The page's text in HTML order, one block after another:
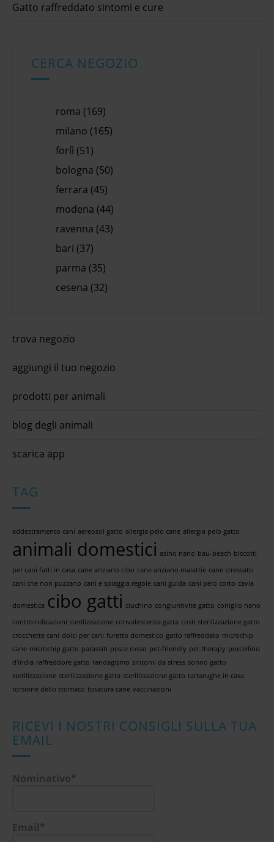
Gatto raffreddato sintomi e cure
CERCA NEGOZIO
roma (169)
milano (165)
forlì (51)
bologna (50)
ferrara (45)
modena (44)
ravenna (43)
bari (37)
parma (35)
cesena (32)
trova negozio
aggiungi il tuo negozio
prodotti per animali
blog degli animali
scarica app
TAG
addestramento cani aereosol gatto allergia pelo cane allergia pelo gatto
animali domestici asino nano bau-beach biscotti
per cani fatti in casa cane anziano cibo cane anziano malattie cane stressato
cani che non puzzano cani e spiaggia regole cani guida cani pelo corto cavia
domestica cibo gatti ciuchino congiuntivite gatto coniglio nano
controindicazioni sterilizzazione convalescenza gatta costi sterilizzazione gatto
crocchette cani dolci per cani furetto domestico gatto raffreddato microchip
cane microchip gatto parassiti pesce rosso pet-friendly pet therapy porcellino
d'india raffreddore gatto randagismo sintomi da stress sonno gatto
sterilizzazione sterilizzazione gatta sterilizzazione gatto tartarughe in casa
torsione dello stomaco tosatura cane vaccinazioni
RICEVI I NOSTRI CONSIGLI SULLA TUA
EMAIL
Nominativo*
Email*